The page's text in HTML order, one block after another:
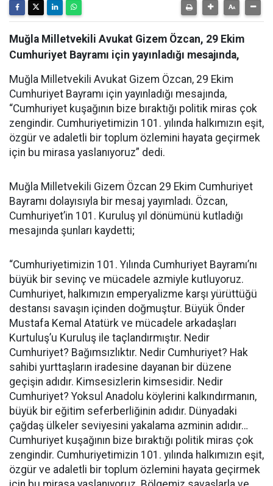
Muğla Milletvekili Avukat Gizem Özcan, 29 Ekim
Cumhuriyet Bayramı için yayınladığı mesajında,
Muğla Milletvekili Avukat Gizem Özcan, 29 Ekim
Cumhuriyet Bayramı için yayınladığı mesajında,
“Cumhuriyet kuşağının bize bıraktığı politik miras çok
zengindir. Cumhuriyetimizin 101. yılında halkımızın eşit,
özgür ve adaletli bir toplum özlemini hayata geçirmek
için bu mirasa yaslanıyoruz” dedi.
Muğla Milletvekili Gizem Özcan 29 Ekim Cumhuriyet
Bayramı dolayısıyla bir mesaj yayımladı. Özcan,
Cumhuriyet’in 101. Kuruluş yıl dönümünü kutladığı
mesajında şunları kaydetti;
“Cumhuriyetimizin 101. Yılında Cumhuriyet Bayramı’nı
büyük bir sevinç ve mücadele azmiyle kutluyoruz.
Cumhuriyet, halkımızın emperyalizme karşı yürüttüğü
destansı savaşın içinden doğmuştur. Büyük Önder
Mustafa Kemal Atatürk ve mücadele arkadaşları
Kurtuluş’u Kuruluş ile taçlandırmıştır. Nedir
Cumhuriyet? Bağımsızlıktır. Nedir Cumhuriyet? Hak
sahibi yurttaşların iradesine dayanan bir düzene
geçişin adıdır. Kimsesizlerin kimsesidir. Nedir
Cumhuriyet? Yoksul Anadolu köylerini kalkındırmanın,
büyük bir eğitim seferberliğinin adıdır. Dünyadaki
çağdaş ülkeler seviyesini yakalama azminin adıdır…
Cumhuriyet kuşağının bize bıraktığı politik miras çok
zengindir. Cumhuriyetimizin 101. yılında halkımızın eşit,
özgür ve adaletli bir toplum özlemini hayata geçirmek